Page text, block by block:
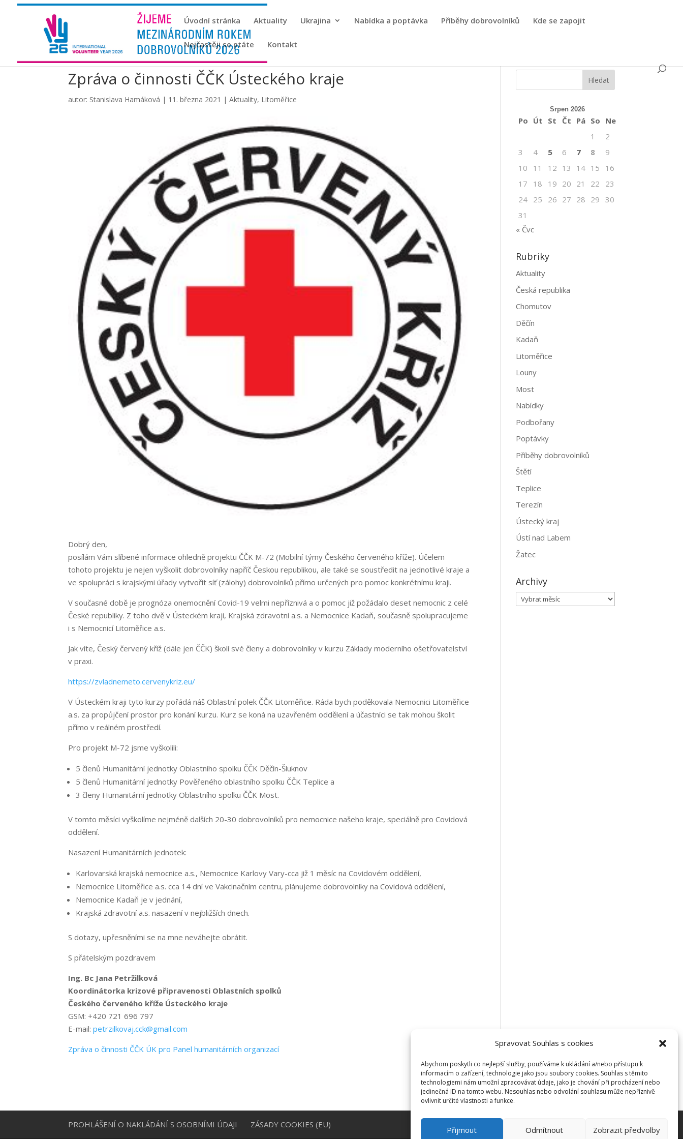
Spravovat Souhlas s cookies
Abychom poskytli co nejlepší služby, používáme k ukládání a/nebo přístupu k
informacím o zařízení, technologie jako jsou soubory cookies. Souhlas s těmito
technologiemi nám umožní zpracovávat údaje, jako je chování při procházení nebo
jedinečná ID na tomto webu. Nesouhlas nebo odvolání souhlasu může nepříznivě
ovlivnit určité vlastnosti a funkce.
Přijmout Odmítnout Zobrazit předvolby
Úvodní stránka Aktuality Ukrajina Nabídka a poptávka Příběhy dobrovolníků Kde se zapojit
Nejčastěji se ptáte Kontakt
Zpráva o činnosti ČČK Ústeckého kraje
autor: Stanislava Hamáková | 11. března 2021 |Aktuality, Litoměřice
Dobrý den,
posílám Vám slíbené informace ohledně projektu ČČK M-72 (Mobilní týmy Českého červeného kříže). Účelem
tohoto projektu je nejen vyškolit dobrovolníky napříč Českou republikou, ale také se soustředit na jednotlivé kraje a
ve spolupráci s krajskými úřady vytvořit síť (zálohy) dobrovolníků přímo určených pro pomoc konkrétnímu kraji.
V současné době je prognóza onemocnění Covid-19 velmi nepříznivá a o pomoc již požádalo deset nemocnic z celé
České republiky. Z toho dvě v Ústeckém kraji, Krajská zdravotní a.s. a Nemocnice Kadaň, současně spolupracujeme
i s Nemocnicí Litoměřice a.s.
Jak víte, Český červený kříž (dále jen ČČK) školí své členy a dobrovolníky v kurzu Základy moderního ošetřovatelství
v praxi.
https://zvladnemeto.cervenykriz.eu/
V Ústeckém kraji tyto kurzy pořádá nášOblastní polek ČČK Litoměřice. Ráda bych poděkovala Nemocnici Litoměřice
a.s. za propůjčení prostor pro konání kurzu. Kurz se koná na uzavřeném oddělení a účastníci se tak mohou školit
přímo v reálném prostředí.
Pro projekt M-72 jsme vyškolili:
5 členů Humanitární jednotky Oblastního spolku ČČK Děčín-Šluknov
5 členů Humanitární jednotky Pověřeného oblastního spolku ČČK Teplice a
3 členy Humanitární jednotky Oblastního spolku ČČK Most.
V tomto měsíci vyškolíme nejméně dalších 20-30 dobrovolníků pro nemocnice našeho kraje, speciálně pro Covidová
oddělení.
Nasazení Humanitárních jednotek:
Karlovarská krajská nemocnice a.s., Nemocnice Karlovy Vary-cca již 1 měsíc na Covidovém oddělení,
Nemocnice Litoměřice a.s. cca 14 dní ve Vakcinačním centru, plánujeme dobrovolníky na Covidová oddělení,
Nemocnice Kadaň je v jednání,
Krajská zdravotní a.s. nasazení v nejbližších dnech.
S dotazy, upřesněními se na mne neváhejte obrátit.
S přátelským pozdravem
Ing. Bc Jana Petržilková
Koordinátorka krizové připravenosti Oblastních spolků
Českého červeného kříže Ústeckého kraje
GSM: +420 721 696 797
E-mail:petrzilkovaj.cck@gmail.com
Zpráva o činnosti ČČK ÚK pro Panel humanitárních organizací
Srpen 2026
Po Út St Čt Pá So Ne
1
2
3
4 5 6 7 8
9
10
11 12 13 14 15
16
17
18 19 20 21 22
23
24 25 26 27 28 29
30
31
« Čvc
Rubriky
Aktuality
Česká republika
Chomutov
Děčín
Kadaň
Litoměřice
Louny
Most
Nabídky
Podbořany
Poptávky
Příběhy dobrovolníků
Štětí
Teplice
Terezín
Ústecký kraj
Ústí nad Labem
Žatec
Archivy
Archivy
PROHLÁŠENÍ O NAKLÁDÁNÍ S OSOBNÍMI ÚDAJI ZÁSADY COOKIES (EU)